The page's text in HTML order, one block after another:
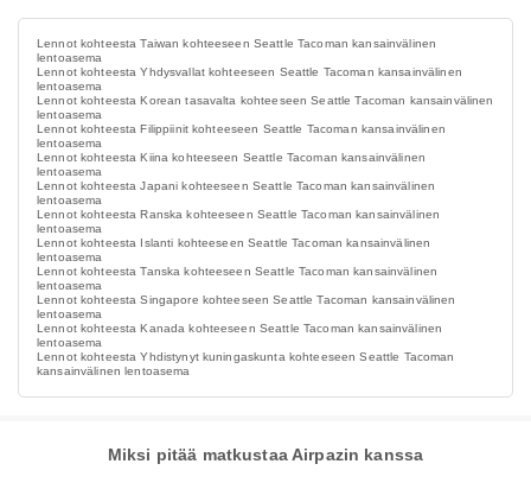
Lennot kohteesta Taiwan kohteeseen Seattle Tacoman kansainvälinen
lentoasema
Lennot kohteesta Yhdysvallat kohteeseen Seattle Tacoman kansainvälinen
lentoasema
Lennot kohteesta Korean tasavalta kohteeseen Seattle Tacoman kansainvälinen
lentoasema
Lennot kohteesta Filippiinit kohteeseen Seattle Tacoman kansainvälinen
lentoasema
Lennot kohteesta Kiina kohteeseen Seattle Tacoman kansainvälinen
lentoasema
Lennot kohteesta Japani kohteeseen Seattle Tacoman kansainvälinen
lentoasema
Lennot kohteesta Ranska kohteeseen Seattle Tacoman kansainvälinen
lentoasema
Lennot kohteesta Islanti kohteeseen Seattle Tacoman kansainvälinen
lentoasema
Lennot kohteesta Tanska kohteeseen Seattle Tacoman kansainvälinen
lentoasema
Lennot kohteesta Singapore kohteeseen Seattle Tacoman kansainvälinen
lentoasema
Lennot kohteesta Kanada kohteeseen Seattle Tacoman kansainvälinen
lentoasema
Lennot kohteesta Yhdistynyt kuningaskunta kohteeseen Seattle Tacoman
kansainvälinen lentoasema
Miksi pitää matkustaa Airpazin kanssa